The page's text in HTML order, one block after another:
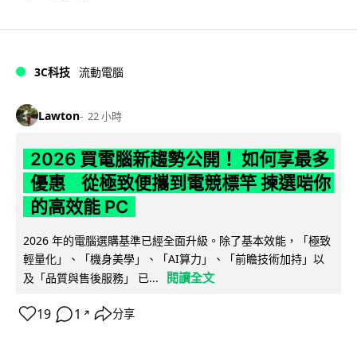
3C科技 流動電腦
Lawton 22 小時
2026 買電腦新趨勢公開！ 如何享最多
優惠 從極致便攜到電競標竿 揀選啱你
的高效能 PC
2026 年的電腦選購基準已經全面升級。除了基本效能，「極致
輕量化」、「機身美學」、「AI算力」、「前瞻技術加持」以
及「品質與售後服務」 已...
閱讀全文
19 1 ↗ 分享